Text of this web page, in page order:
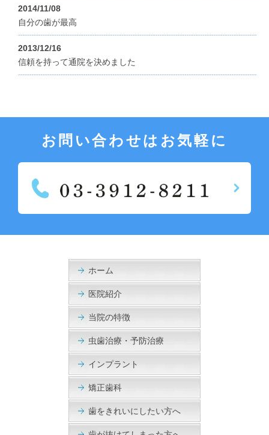
2014/11/08
自分の歯が最高
2013/12/16
信頼を持って通院を決めました
お問い合わせはお気軽に
ホーム
医院紹介
当院の特徴
虫歯治療・予防治療
インプラント
矯正歯科
歯をきれいにしたい方へ